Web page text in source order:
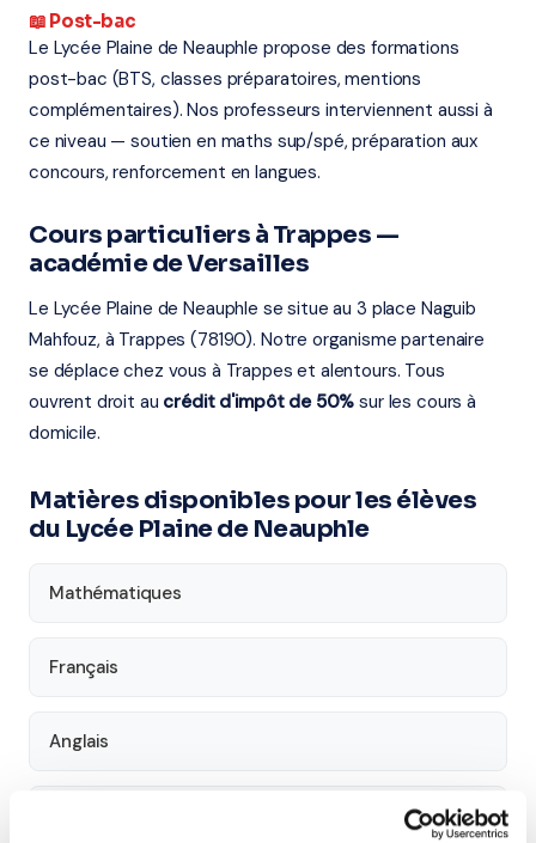
📖 Post-bac
Le Lycée Plaine de Neauphle propose des formations
post-bac (BTS, classes préparatoires, mentions
complémentaires). Nos professeurs interviennent aussi à
ce niveau — soutien en maths sup/spé, préparation aux
concours, renforcement en langues.
Cours particuliers à Trappes —
académie de Versailles
Le Lycée Plaine de Neauphle se situe au 3 place Naguib
Mahfouz, à Trappes (78190). Notre organisme partenaire
se déplace chez vous à Trappes et alentours. Tous
ouvrent droit au crédit d'impôt de 50% sur les cours à
domicile.
Matières disponibles pour les élèves
du Lycée Plaine de Neauphle
Mathématiques
Français
Anglais